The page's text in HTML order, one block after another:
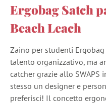
Ergobag Satch
Beach Leach
Zaino per studenti
talento organizzativo, ma
catcher grazie allo
stesso un designer e
preferisci! Il concetto